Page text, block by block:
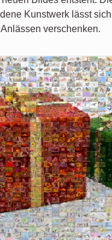
Kunstwerk lässt
verschenken.